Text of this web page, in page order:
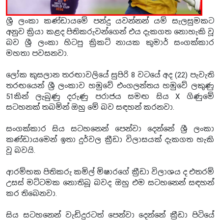
ශ්‍රී ලංකා කණ්ඩායමේ පන්දු යවන්නන් යම් සැලසුමකට
අනුව ක්‍රියා කළද පිතිකරුවන්ගෙන් එය දැකගත නොහැකි වූ
බව ශ්‍රී ලංකා හිටපු ක්‍රිකට් නායක කුමාර් සංගක්කාර
මහතා පවසනවා.
ලෝක කුසලාන තරඟාවලියේ සුපිරි 8 වටයේ අද (22) පැවැති
තරඟයෙන් ශ්‍රී ලංකාව හමුවේ එංගලන්තය හමුවේ ලකුණු
51කින් ලැබුණු දරුණු පරාජය සමඟ සිය X ගිණුමේ
සටහනක් තබමින් ඔහු මේ බව සඳහන් කරනවා.
සංගක්කාර සිය සටහනෙන් පෙන්වා දෙන්නේ ශ්‍රී ලංකා
කණ්ඩායමෙන් ඉතා දුර්වල ක්‍රීඩා විලාසයක් දැකගත හැකි
වූ බවයි.
ආරම්භක පිතිකරු කමිල් මිෂාරගේ ක්‍රීඩා විලාශය ද එතරම්
උසස් මට්ටමක නොතිබූ බවද ඔහු එම සටහනෙන් සඳහන්
කර තිබෙනවා.
සිය සටහනෙන් වැඩිදුරටත් පෙන්වා දෙන්නේ ක්‍රීඩා පිටියේ